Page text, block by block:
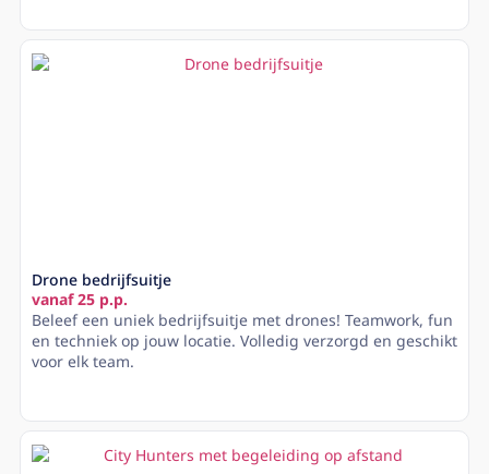
Drone bedrijfsuitje
vanaf 25 p.p.
Beleef een uniek bedrijfsuitje met drones! Teamwork, fun
en techniek op jouw locatie. Volledig verzorgd en geschikt
voor elk team.